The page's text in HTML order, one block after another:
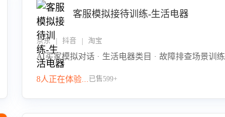
客服模拟接待训练-生活电器
京东 | 抖音 | 淘宝
AI买家模拟对话 · 生活电器类目 · 故障排查场景训练
8人正在体验...已售599+